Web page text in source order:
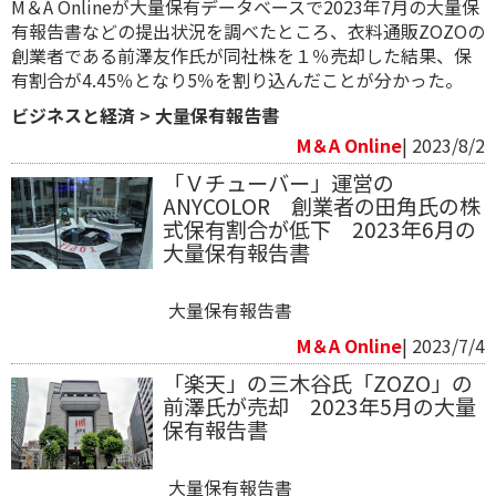
M＆A Onlineが大量保有データベースで2023年7月の大量保
有報告書などの提出状況を調べたところ、衣料通販ZOZOの
創業者である前澤友作氏が同社株を１％売却した結果、保
有割合が4.45％となり5％を割り込んだことが分かった。
ビジネスと経済 > 大量保有報告書
M＆A Online| 2023/8/2
「Ｖチューバー」運営の
ANYCOLOR 創業者の田角氏の株
式保有割合が低下 2023年6月の
大量保有報告書
大量保有報告書
M＆A Online| 2023/7/4
「楽天」の三木谷氏「ZOZO」の
前澤氏が売却 2023年5月の大量
保有報告書
大量保有報告書